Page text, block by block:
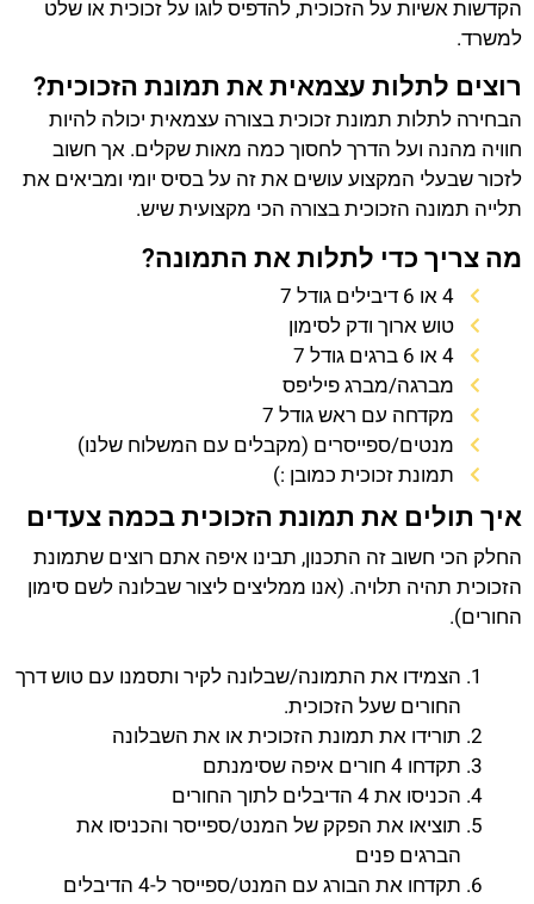
הקדשות אשיות על הזכוכית, להדפיס לוגו על זכוכית או שלט
למשרד.
רוצים לתלות עצמאית את תמונת הזכוכית?
הבחירה לתלות תמונת זכוכית בצורה עצמאית יכולה להיות
חוויה מהנה ועל הדרך לחסוך כמה מאות שקלים. אך חשוב
לזכור שבעלי המקצוע עושים את זה על בסיס יומי ומביאים את
תלייה תמונה הזכוכית בצורה הכי מקצועית שיש.
מה צריך כדי לתלות את התמונה?
4 או 6 דיבילים גודל 7
טוש ארוך ודק לסימון
4 או 6 ברגים גודל 7
מברגה/מברג פיליפס
מקדחה עם ראש גודל 7
מנטים/ספייסרים (מקבלים עם המשלוח שלנו)
תמונת זכוכית כמובן :)
איך תולים את תמונת הזכוכית בכמה צעדים
החלק הכי חשוב זה התכנון, תבינו איפה אתם רוצים שתמונת
הזכוכית תהיה תלויה. (אנו ממליצים ליצור שבלונה לשם סימון
החורים).
הצמידו את התמונה/שבלונה לקיר ותסמנו עם טוש דרך
החורים שעל הזכוכית.
תורידו את תמונת הזכוכית או את השבלונה
תקדחו 4 חורים איפה שסימנתם
הכניסו את 4 הדיבלים לתוך החורים
תוציאו את הפקק של המנט/ספייסר והכניסו את
הברגים פנים
תקדחו את הבורג עם המנט/ספייסר ל-4 הדיבלים